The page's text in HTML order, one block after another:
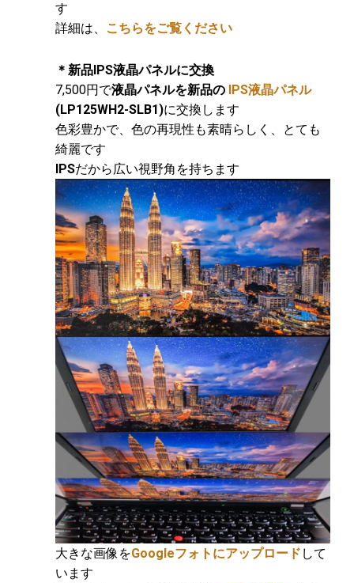
す
詳細は、
こちらをご覧ください
＊新品IPS液晶パネルに交換
7,500円で液晶パネルを新品の IPS液晶パネル
(LP125WH2-SLB1)に交換します
色彩豊かで、色の再現性も素晴らしく、とても
綺麗です
IPSだから広い視野角を持ちます
大きな画像をGoogleフォトにアップロード して
います